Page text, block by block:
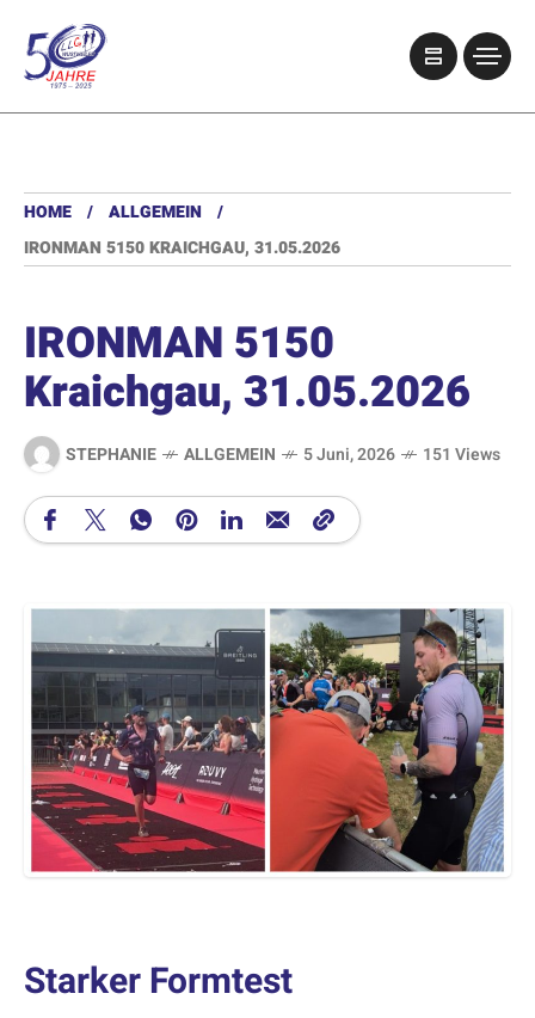
HOME
ALLGEMEIN
IRONMAN 5150 KRAICHGAU, 31.05.2026
IRONMAN 5150
Kraichgau, 31.05.2026
STEPHANIE ALLGEMEIN 5 Juni, 2026 151 Views
Starker Formtest